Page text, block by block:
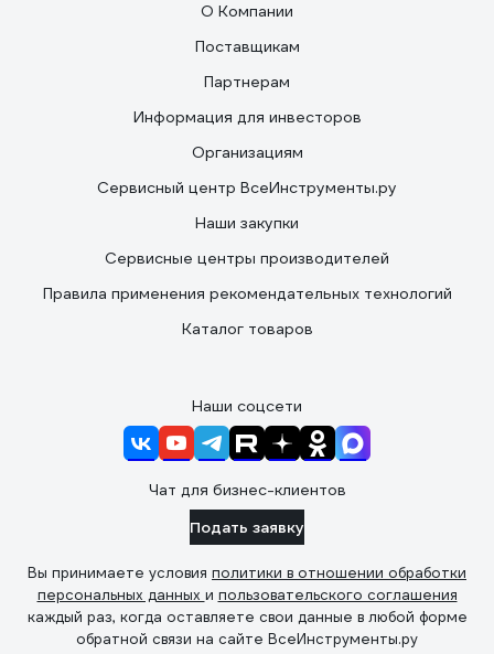
О Компании
Поставщикам
Партнерам
Информация для инвесторов
Организациям
Сервисный центр ВсеИнструменты.ру
Наши закупки
Сервисные центры производителей
Правила применения рекомендательных технологий
Каталог товаров
Наши соцсети
Чат для бизнес-клиентов
Подать заявку
Вы принимаете условия политики в отношении обработки
персональных данных и пользовательского соглашения
каждый раз, когда оставляете свои данные в любой форме
обратной связи на сайте ВсеИнструменты.ру